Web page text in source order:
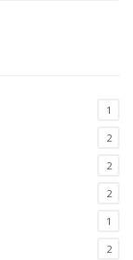
1
2
2
2
1
2